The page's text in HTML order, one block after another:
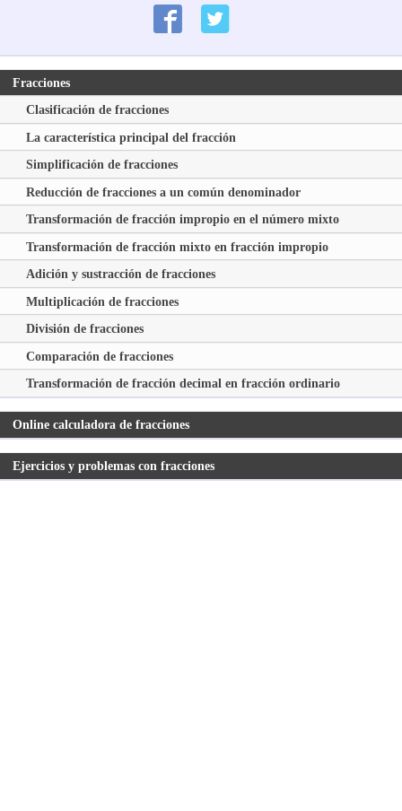
Fracciones
Clasificación de fracciones
La característica principal del fracción
Simplificación de fracciones
Reducción de fracciones a un común denominador
Transformación de fracción impropio en el número mixto
Transformación de fracción mixto en fracción impropio
Adición y sustracción de fracciones
Multiplicación de fracciones
División de fracciones
Comparación de fracciones
Transformación de fracción decimal en fracción ordinario
Online calculadora de fracciones
Ejercicios y problemas con fracciones